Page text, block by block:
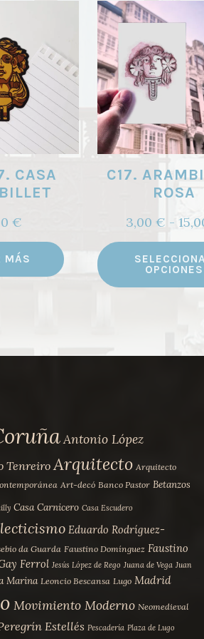
CASA
€
MÁS
C17.
ROSA
3,00 € -
OPCIONES
Antonio López
TenreiroArquitecto Arquitecto
Art-decó Banco Pastor Betanzos
Casa Carnicero Casa Escudero
Eduardo Rodríguez-
da Guarda Faustino Domínguez Faustino
Ferrol Jesús López de Rego Juana de Vega Juan
Marina Leoncio Bescansa Lugo Madrid
Movimiento Moderno Neomedieval
Estellés Pescadería Plaza de Lugo